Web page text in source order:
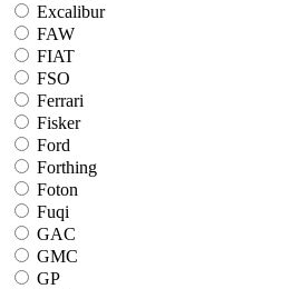
Excalibur
FAW
FIAT
FSO
Ferrari
Fisker
Ford
Forthing
Foton
Fuqi
GAC
GMC
GP